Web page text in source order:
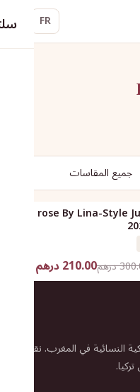
FR
Robe rose By Lina-Style
درهم 210.00 درهم
النسائية في المغرب. نقدم لكم